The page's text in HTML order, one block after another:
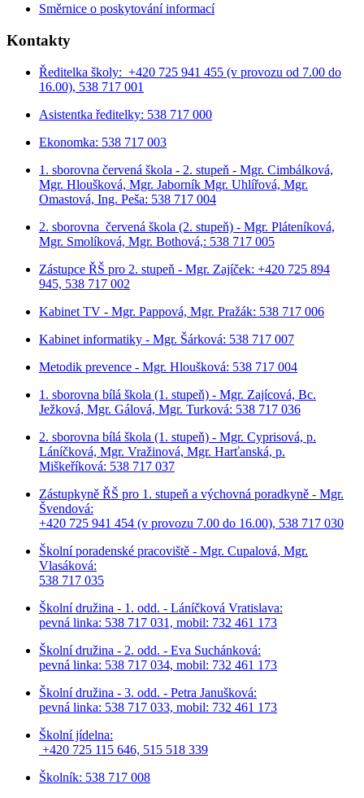
Směrnice o poskytování informací
Kontakty
Ředitelka školy: +420 725 941 455 (v provozu od 7.00 do
16.00), 538 717 001
Asistentka ředitelky: 538 717 000
Ekonomka: 538 717 003
1. sborovna červená škola - 2. stupeň - Mgr. Cimbálková,
Mgr. Hloušková, Mgr. Jaborník Mgr. Uhlířová, Mgr.
Omastová, Ing. Peša: 538 717 004
2. sborovna červená škola (2. stupeň) - Mgr. Pláteníková,
Mgr. Smolíková, Mgr. Bothová,: 538 717 005
Zástupce ŘŠ pro 2. stupeň - Mgr. Zajíček: +420 725 894
945, 538 717 002
Kabinet TV - Mgr. Pappová, Mgr. Pražák: 538 717 006
Kabinet informatiky - Mgr. Šárková: 538 717 007
Metodik prevence - Mgr. Hloušková: 538 717 004
1. sborovna bílá škola (1. stupeň) - Mgr. Zajícová, Bc.
Ježková, Mgr. Gálová, Mgr. Turková: 538 717 036
2. sborovna bílá škola (1. stupeň) - Mgr. Cyprisová, p.
Láníčková, Mgr. Vražinová, Mgr. Harťanská, p.
Miškeříková: 538 717 037
Zástupkyně ŘŠ pro 1. stupeň a výchovná poradkyně - Mgr.
Švendová:
+420 725 941 454 (v provozu 7.00 do 16.00), 538 717 030
Školní poradenské pracoviště - Mgr. Cupalová, Mgr.
Vlasáková:
538 717 035
Školní družina - 1. odd. - Láníčková Vratislava:
pevná linka: 538 717 031, mobil: 732 461 173
Školní družina - 2. odd. - Eva Suchánková:
pevná linka: 538 717 034, mobil: 732 461 173
Školní družina - 3. odd. - Petra Janušková:
pevná linka: 538 717 033, mobil: 732 461 173
Školní jídelna:
+420 725 115 646, 515 518 339
Školník: 538 717 008